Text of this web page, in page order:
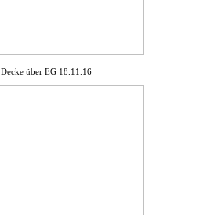
Decke über EG 18.11.16